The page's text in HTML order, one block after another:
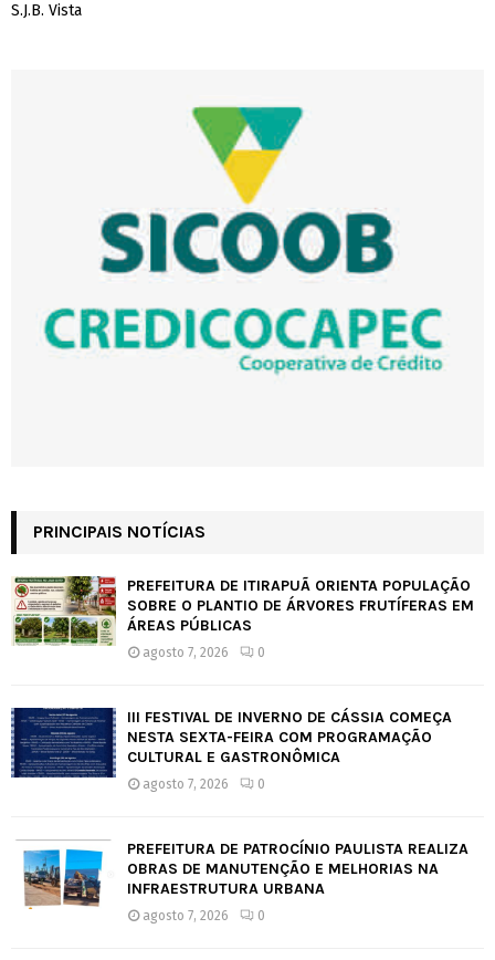
S.J.B. Vista
PRINCIPAIS NOTÍCIAS
PREFEITURA DE ITIRAPUÃ ORIENTA POPULAÇÃO
SOBRE O PLANTIO DE ÁRVORES FRUTÍFERAS EM
ÁREAS PÚBLICAS
agosto 7, 2026 0
III FESTIVAL DE INVERNO DE CÁSSIA COMEÇA
NESTA SEXTA-FEIRA COM PROGRAMAÇÃO
CULTURAL E GASTRONÔMICA
agosto 7, 2026 0
PREFEITURA DE PATROCÍNIO PAULISTA REALIZA
OBRAS DE MANUTENÇÃO E MELHORIAS NA
INFRAESTRUTURA URBANA
agosto 7, 2026 0